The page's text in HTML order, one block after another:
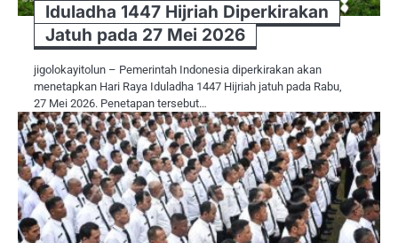
Iduladha 1447 Hijriah Diperkirakan
Jatuh pada 27 Mei 2026
jigolokayitolun – Pemerintah Indonesia diperkirakan akan
menetapkan Hari Raya Iduladha 1447 Hijriah jatuh pada Rabu,
27 Mei 2026. Penetapan tersebut…